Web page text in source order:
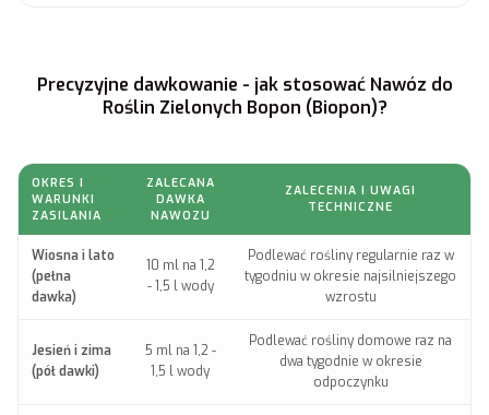
Precyzyjne dawkowanie - jak stosować Nawóz do
Roślin Zielonych Bopon (Biopon)?
OKRES I
WARUNKI
ZASILANIA
ZALECANA
DAWKA
NAWOZU
ZALECENIA I UWAGI
TECHNICZNE
Wiosna i lato
(pełna
dawka)
10 ml na 1,2
- 1,5 l wody
Podlewać rośliny regularnie raz w
tygodniu w okresie najsilniejszego
wzrostu
Jesień i zima
(pół dawki)
5 ml na 1,2 -
1,5 l wody
Podlewać rośliny domowe raz na
dwa tygodnie w okresie
odpoczynku